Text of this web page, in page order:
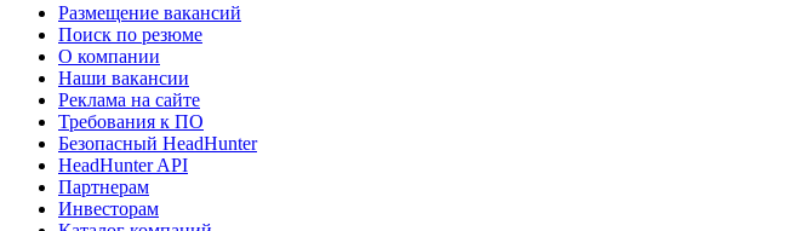
Размещение вакансий
Поиск по резюме
О компании
Наши вакансии
Реклама на сайте
Требования к ПО
Безопасный HeadHunter
HeadHunter API
Партнерам
Инвесторам